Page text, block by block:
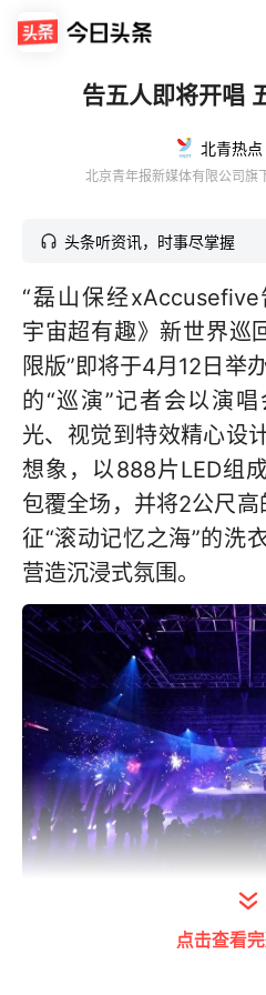
告五人即将开唱
北青热点
头条听资讯，时事尽掌握
“磊山保经
宇宙超有趣》新世界巡
限版”即将于4月12日举
的“巡演”记者会以演
光、视觉到特效精心设
想象，以888片LED组
包覆全场，并将2公尺
征“滚动记忆之海”的洗
营造沉浸式氛围。
记者会以告五人精彩演
点击查看